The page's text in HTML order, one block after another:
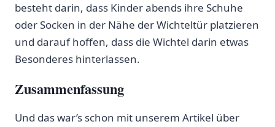
besteht darin, dass Kinder abends ‍ihre Schuhe
oder Socken in der Nähe ‍der ⁣Wichteltür ⁢platzieren
⁢und darauf hoffen, dass die Wichtel darin etwas
Besonderes⁣ hinterlassen.
Zusammenfassung
Und das war’s ‍schon mit unserem Artikel über